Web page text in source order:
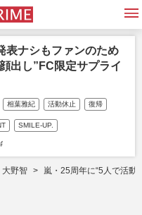
open
表ナシもファンのため
出し”FC限定サプライ
相葉雅紀 活動休止 復帰
SMILE-UP.
大野智 嵐・25周年に“5人で活動